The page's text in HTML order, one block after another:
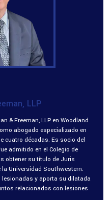
LLP
& Freeman, LLP en Woodland
abogado especializado en
cuatro décadas. Es socio del
admitido en el Colegio de
obtener su título de Juris
la Universidad Southwestern.
lesionadas y aporta su dilatada
relacionados con lesiones